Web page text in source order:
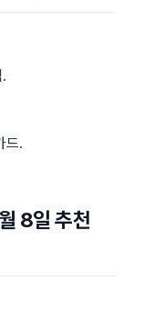
드.
8일 추천